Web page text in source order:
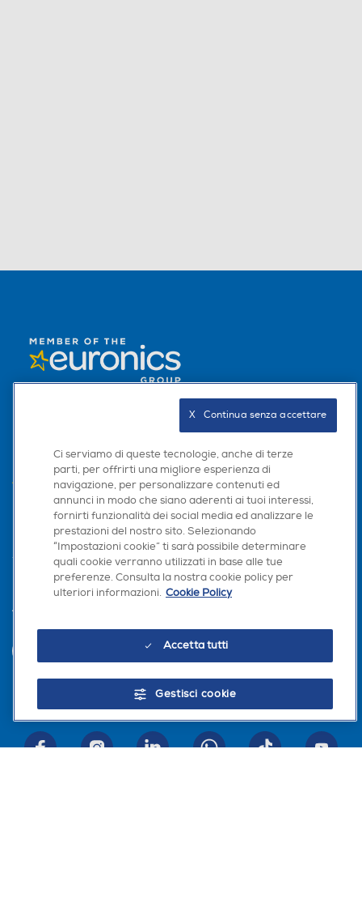
AREA CLIENTI
PRIVACY
Trova negozio
Seguici sui social
Ci serviamo di queste tecnologie, anche di terze
parti, per offrirti una migliore esperienza di
navigazione, per personalizzare contenuti ed
annunci in modo che siano aderenti ai tuoi interessi,
fornirti funzionalità dei social media ed analizzare le
prestazioni del nostro sito. Selezionando
“Impostazioni cookie” ti sarà possibile determinare
quali cookie verranno utilizzati in base alle tue
preferenze. Consulta la nostra cookie policy per
ulteriori informazioni. Cookie Policy
Accetta tutti
Gestisci cookie
X   Continua senza accettare